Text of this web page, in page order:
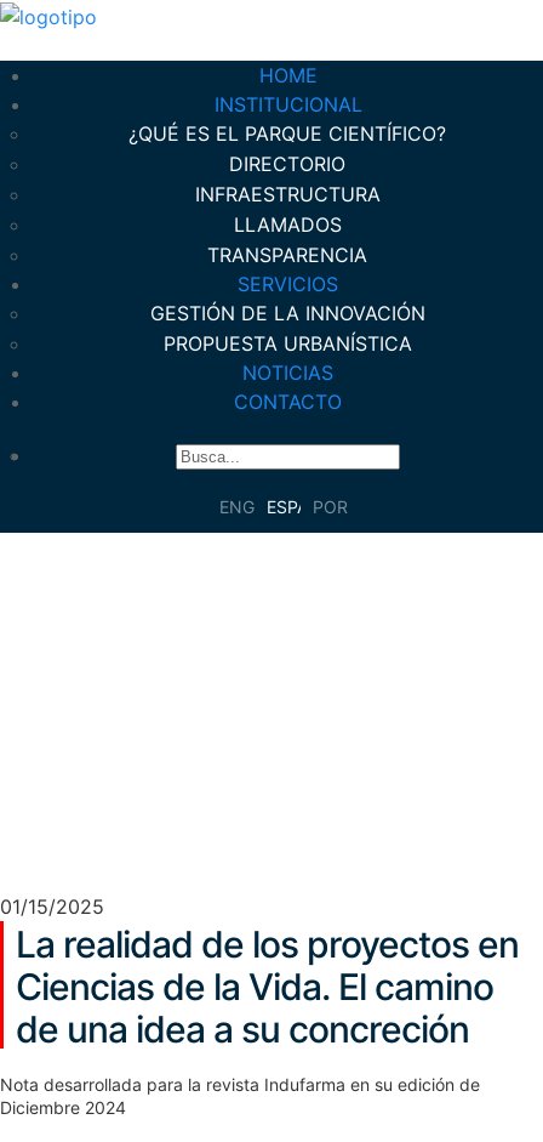
HOME
INSTITUCIONAL
¿QUÉ ES EL PARQUE CIENTÍFICO?
DIRECTORIO
INFRAESTRUCTURA
LLAMADOS
TRANSPARENCIA
SERVICIOS
GESTIÓN DE LA INNOVACIÓN
PROPUESTA URBANÍSTICA
NOTICIAS
CONTACTO
ENGLISHESPAÑOLPORTUGUÊS DO BRASIL
01/15/2025
La realidad de los proyectos en
Ciencias de la Vida. El camino
de una idea a su concreción
Nota desarrollada para la revista Indufarma en su edición de
Diciembre 2024